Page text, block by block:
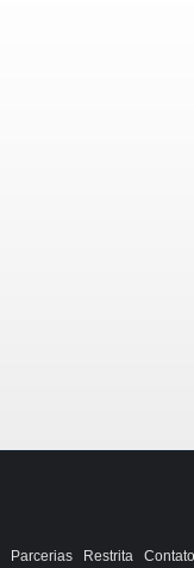
Parcerias Restrita Contato